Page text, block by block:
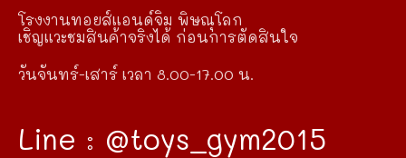
โรงงานทอยส์แอนด์จิม พิษณุโลก
เชิญแวะชมสินค้าจริงได้ ก่อนการตัดสินใจ
วันจันทร์-เสาร์ เวลา 8.00-17.00 น.
Line : @toys_gym2015